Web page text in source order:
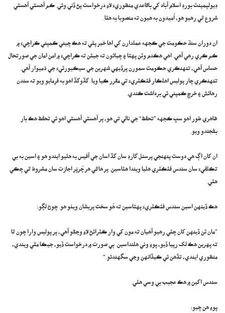
ڊيولپمينٽ بورڊ اسلام آباد کي باقاعدي منظوريءَ لاءِ درخواست پڻ ڏني وئي. ڪم آهستي آهستي
شروع ٿي رهيو هو، اُميدون به هيون ته منصوبا به هئا.
ان دوران سنڌ حڪومت جي ڪجهه عملدارن کي اها خبر پئي ته هڪ چيني ڪمپني ڪراچيءَ ۾
ڪم ڪري رهي آهي. اهي ھڪدم وٽن پهتا ۽ چيائون ته جيئن ته ڪراچيءَ ۾ امن امان جي صورتحال
حساس آهي، تنهنڪري حڪومت سمورن پرڏيهي شهرين جي سيڪيورٽيءَ جي ذميوار آهي.
تنهنڪري چار پوليس اهلڪار فئڪٽريءَ تي مقرر ڪيا ويا. گڏوگڏ اهو به فرمايو ويو ته سندن
رهائش ۽ خرچ ڪمپني ئي برداشت ڪندي.
ظاهري طور اهو سڀ ڪجهه ”تحفظ“ جي نالي تي هو، پر آهستي آهستي اهو ئي تحفظ هڪ بار
بڻجندو ويو.
ان کان اڳ هي دوست پنهنجي پرسنل گارڊ سان گڏ اسان جي آفيس به هليو ايندو هو ۽ اسين به بي
تڪلفيءَ سان سندس فئڪٽري هليا ويندا هئاسين. پر هاڻي هر چُرپُر اجازت سان مشروط ٿي چڪي
هئي.
هڪ ڏينهن اسين سندس فئڪٽريءَ پهتاسين ته هُو سخت پريشان ويٺو هو. چوڻ لڳو:
”مان ٽن ڏينهن کان چئي رهيو آهيان ته مون کي وار ڪٽرائڻ لاءِ وڃڻو آهي، پر پوليس وارا چون ٿا
ته پهرين هڪ لک رپيا ڏيو، پوءِ وٺي هلنداسين. ٻي صورت ۾ درخواست ڏيو، جيڪا مٿي ويندي،
منظوري ايندي، تڏهن ئي ڪيڏانهن وڃي سگهندئو.“
سندس اکين ۾ هڪ عجيب بي وسي هئي.
پوءِ هن چيو: